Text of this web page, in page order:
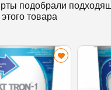
подобрали
товара